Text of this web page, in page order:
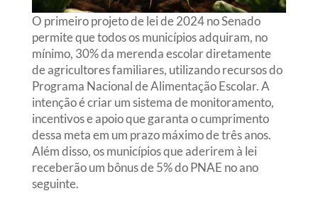
O primeiro projeto de lei de 2024 no Senado
permite que todos os municípios adquiram, no
mínimo, 30% da merenda escolar diretamente
de agricultores familiares, utilizando recursos do
Programa Nacional de Alimentação Escolar. A
intenção é criar um sistema de monitoramento,
incentivos e apoio que garanta o cumprimento
dessa meta em um prazo máximo de três anos.
Além disso, os municípios que aderirem à lei
receberão um bônus de 5% do PNAE no ano
seguinte.